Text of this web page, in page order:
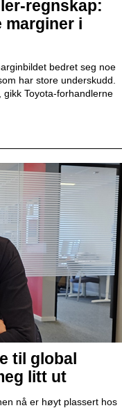
regnskap:
marginer i
bedret seg noe
har store underskudd.
Toyota-forhandlerne
til global
litt ut
nå er høyt plassert hos